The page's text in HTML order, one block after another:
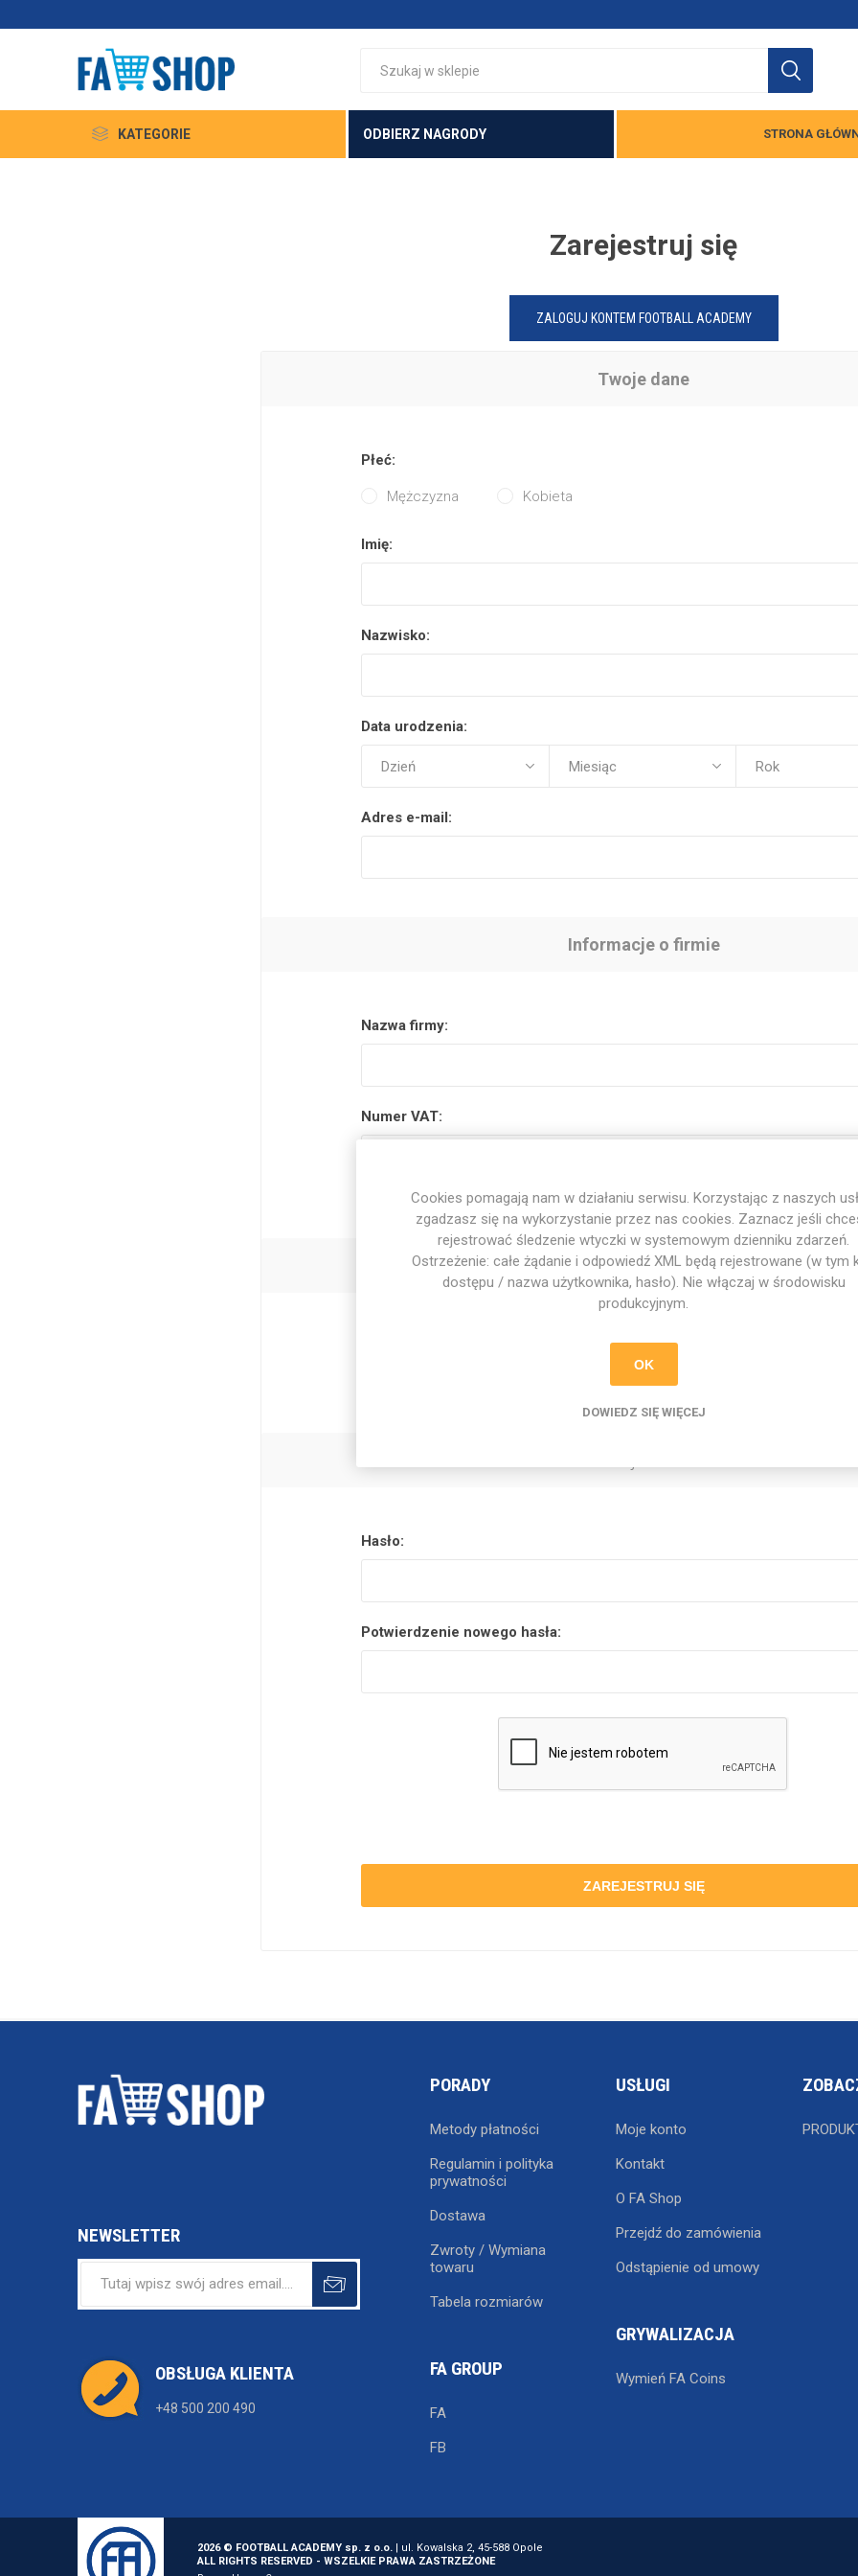
KATEGORIE ODBIERZ NAGRODY STRONA
Zarejestruj się
ZALOGUJ KONTEM FOOTBALL ACADEMY
Twoje dane
Płeć:
Mężczyzna Kobieta
Imię:
Nazwisko:
Data urodzenia:
Adres e-mail:
Informacje o firmie
Nazwa firmy:
Numer VAT:
UWAGA: Podaj numer VAT wraz z kodem kraju (np. PL 111 11 11 111)
Subskrybuj newsletter
Hasło:
Potwierdzenie nowego hasła:
ZAREJESTRUJ SIĘ
NEWSLETTER
OBSŁUGA KLIENTA
+48 500 200 490
PORADY
Metody płatności
Regulamin i polityka
prywatności
Dostawa
Zwroty / Wymiana
towaru
Tabela rozmiarów
FA GROUP
FA
FB
USŁUGI
Moje konto
Kontakt
O FA Shop
Przejdź do zamówienia
Odstąpienie od umowy
GRYWALIZACJA
Wymień FA Coins
2026 © FOOTBALL ACADEMY sp. z o.o. | ul. Kowalska 2, 45-588 Opole
ALL RIGHTS RESERVED - WSZELKIE PRAWA ZASTRZEŻONE
Cookies pomagają nam w działaniu serwisu. Korzystając z naszych
zgadzasz się na wykorzystanie przez nas cookies. Zaznacz jeśli
rejestrować śledzenie wtyczki w systemowym dzienniku zdarzeń.
Ostrzeżenie: całe żądanie i odpowiedź XML będą rejestrowane (w tym
dostępu / nazwa użytkownika, hasło). Nie włączaj w środowisku
produkcyjnym.
OK
DOWIEDZ SIĘ WIĘCEJ